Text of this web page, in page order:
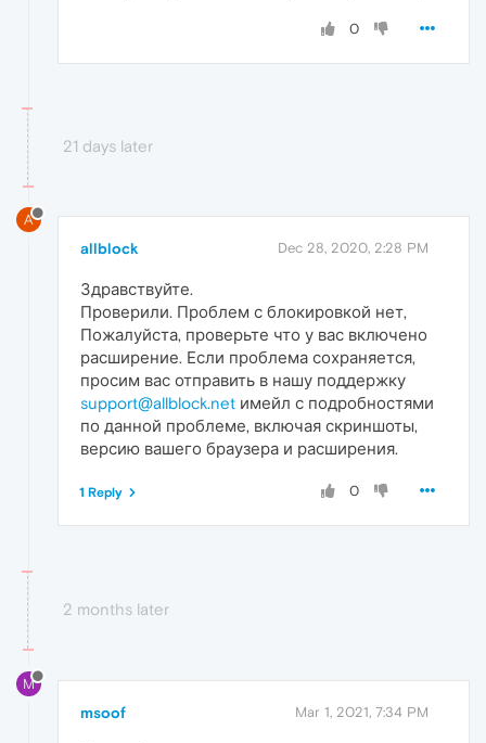
0
21 days later
A
allblock Dec 28, 2020, 2:28 PM
Здравствуйте.
Проверили. Проблем с блокировкой нет,
Пожалуйста, проверьте что у вас включено
расширение. Если проблема сохраняется,
просим вас отправить в нашу поддержку
support@allblock.net имейл с подробностями
по данной проблеме, включая скриншоты,
версию вашего браузера и расширения.
0
1 Reply
2 months later
M
msoof Mar 1, 2021, 7:34 PM